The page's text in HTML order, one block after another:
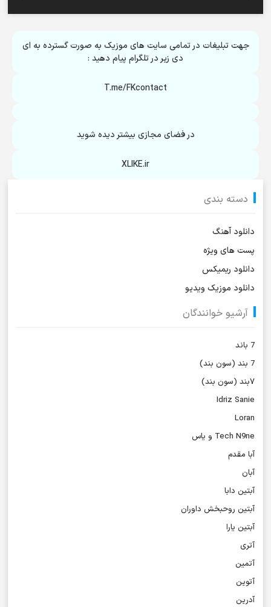
جهت تبلیغات در تمامی سایت های موزیک به صورت گسترده به ای
دی زیر در تلگرام پیام دهید :
T.me/FKcontact
در فضای مجازی بیشتر دیده شوید
XLIKE.ir
دسته بندی
دانلود آهنگ
پست های ویژه
دانلود ریمیکس
دانلود موزیک ویدیو
آرشیو خوانندگان
7 باند
7 بند (سون بند)
۷بند (سون بند)
Idriz Sanie
Loran
Tech N9ne و یاس
آبا مقدم
آبان
آبتین دابا
آبتین روحبخش داوران
آبتین یارا
آتری
آتمین
آتوین
آدرین